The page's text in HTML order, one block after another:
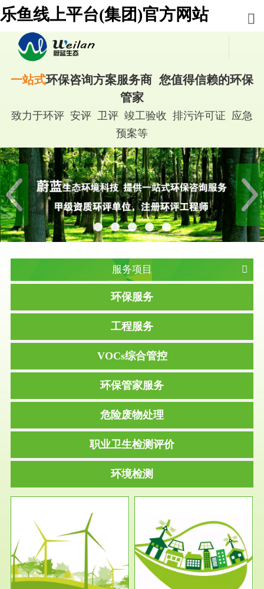
乐鱼线上平台(集团)官方网站
一站式环保咨询方案服务商 您值得信赖的环保
管家
致力于环评 安评 卫评 竣工验收 排污许可证 应急
预案等
服务项目
环保服务
工程服务
VOCs综合管控
环保管家服务
危险废物处理
职业卫生检测评价
环境检测
服务范围
环保竣工验收
根据《建设项目环境保护管理条